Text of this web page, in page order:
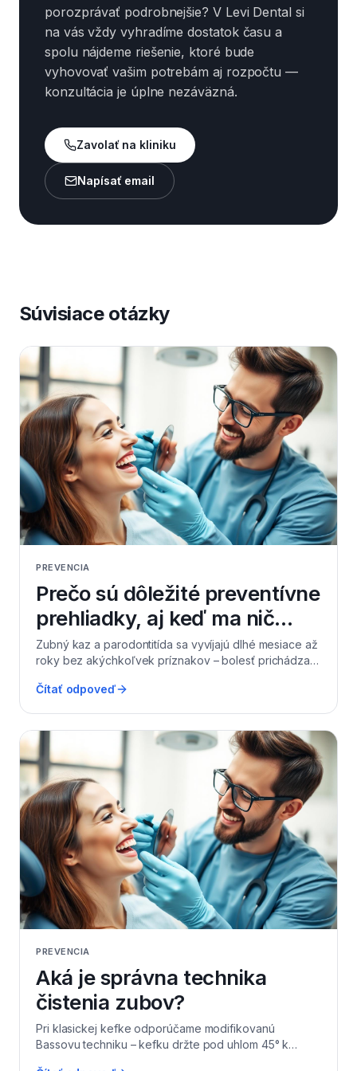
porozprávať podrobnejšie? V Levi Dental si
na vás vždy vyhradíme dostatok času a
spolu nájdeme riešenie, ktoré bude
vyhovovať vašim potrebám aj rozpočtu —
konzultácia je úplne nezáväzná.
Zavolať na kliniku
Napísať email
Súvisiace otázky
PREVENCIA
Prečo sú dôležité preventívne
prehliadky, aj keď ma nič
nebolí?
Zubný kaz a parodontitída sa vyvíjajú dlhé mesiace až
roky bez akýchkoľvek príznakov – bolesť prichádza
prehliadka raz ročne (deti dvakrát ročne) je hradená
v štádiu, kedy je liečba jednoduchá, krátka a lacná. Ak
prehliadku nevyužijete, podľa zákona poisťovňa v
nasledujúcom roku nehradí časť výkonov v plnej
výške. V Levi Dental v Leviciach okrem kontroly zubov
vyšetrujeme aj mäkké tkanivá, hryz, kĺb a stav
existujúcich výplní či protetiky. Pravidelná prehliadka
je doslova najlacnejšia stomatologická investícia.
Čítať odpoveď
PREVENCIA
Aká je správna technika
čistenia zubov?
Pri klasickej kefke odporúčame modifikovanú
Bassovu techniku – kefku držte pod uhlom 45° k